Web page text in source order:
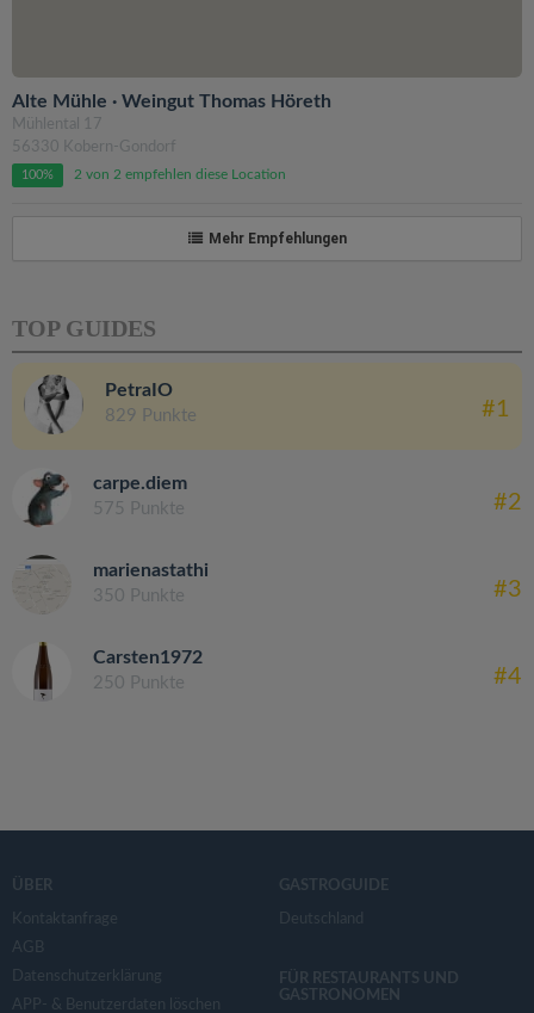
Alte Mühle · Weingut Thomas Höreth
Mühlental 17
56330 Kobern-Gondorf
100% 2 von 2 empfehlen diese Location
Mehr Empfehlungen
TOP GUIDES
PetraIO
829 Punkte #1
carpe.diem
575 Punkte #2
marienastathi
350 Punkte #3
Carsten1972
250 Punkte #4
ÜBER
Kontaktanfrage
AGB
Datenschutzerklärung
APP- & Benutzerdaten löschen
GASTROGUIDE
Deutschland
FÜR RESTAURANTS UND
GASTRONOMEN